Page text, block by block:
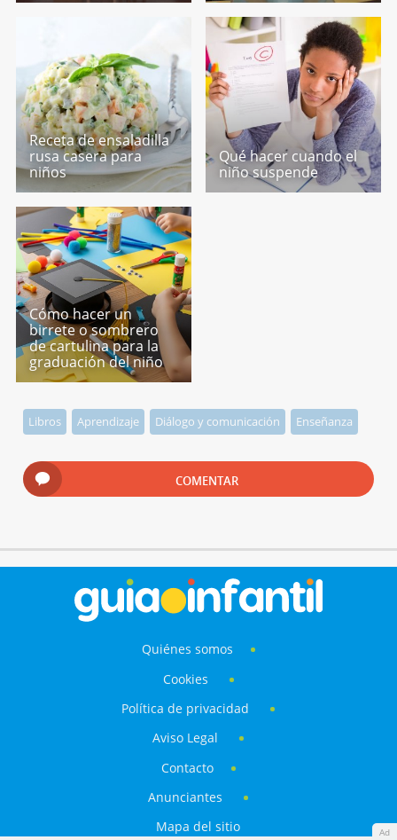
Receta de ensaladilla
rusa casera para
niños
Qué hacer cuando el
niño suspende
Cómo hacer un
birrete o sombrero
de cartulina para la
graduación del niño
Libros Aprendizaje Diálogo y comunicación Enseñanza
COMENTAR
Ad
Quiénes somos
Cookies
Política de privacidad
Aviso Legal
Contacto
Anunciantes
Mapa del sitio